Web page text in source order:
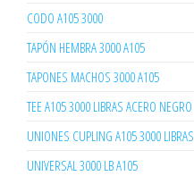
CODO A105 3000
TAPÓN HEMBRA 3000 A105
TAPONES MACHOS 3000 A105
TEE A105 3000 LIBRAS ACERO NEGRO
UNIONES CUPLING A105 3000 LIBRAS
UNIVERSAL 3000 LB A105